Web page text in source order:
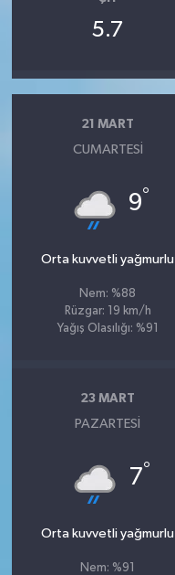
5.7
21 MART
CUMARTESI
9°
Orta kuvvetli yağmurlu
Nem: %88
Rüzgar: 19 km/h
Yağış Olasılığı: %91
23 MART
PAZARTESI
7°
Orta kuvvetli yağmurlu
Nem: %91